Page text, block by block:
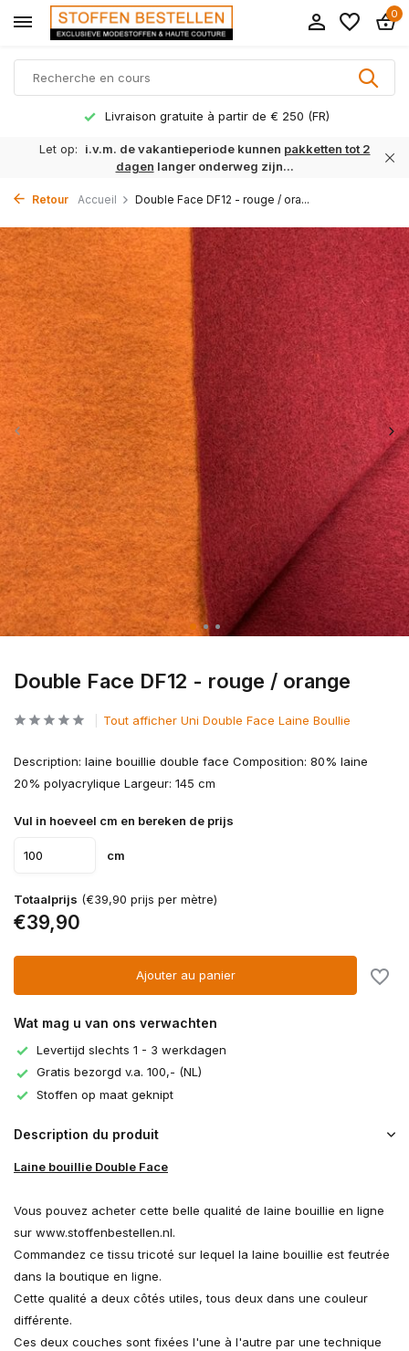
0
Livraison gratuite à partir de € 250 (FR)
Let op: i.v.m. de vakantieperiode kunnen pakketten tot 2
dagen langer onderweg zijn...
Retour Accueil Double Face DF12 - rouge / ora...
Double Face DF12 - rouge / orange
Tout afficher Uni Double Face Laine Boullie
Description: laine bouillie double face Composition: 80% laine
20% polyacrylique Largeur: 145 cm
Vul in hoeveel cm en bereken de prijs
cm
Totaalprijs (€39,90 prijs per mètre)
€39,90
Ajouter au panier
Wat mag u van ons verwachten
Levertijd slechts 1 - 3 werkdagen
Gratis bezorgd v.a. 100,- (NL)
Stoffen op maat geknipt
Description du produit
Laine bouillie Double Face
Vous pouvez acheter cette belle qualité de laine bouillie en ligne
sur www.stoffenbestellen.nl.
Commandez ce tissu tricoté sur lequel la laine bouillie est feutrée
dans la boutique en ligne.
Cette qualité a deux côtés utiles, tous deux dans une couleur
différente.
Ces deux couches sont fixées l'une à l'autre par une technique